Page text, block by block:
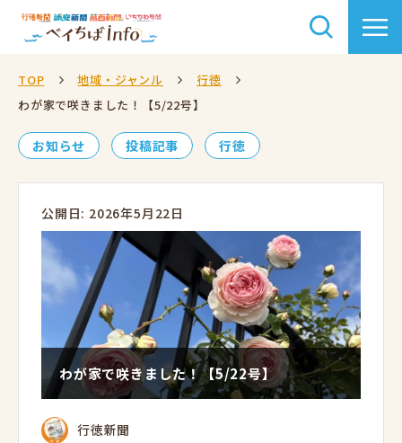
TOP 地域・ジャンル
行徳
わが家で咲きました！【5/22号】
お知らせ 投稿記事 行徳
公開日: 2026年5月22日
わが家で咲きました！【5/22号】
行徳新聞